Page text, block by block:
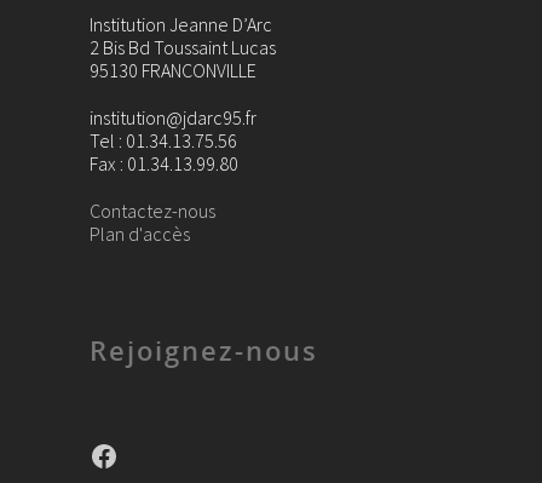
Institution Jeanne D’Arc
2 Bis Bd Toussaint Lucas
95130 FRANCONVILLE
institution@jdarc95.fr
Tel : 01.34.13.75.56
Fax : 01.34.13.99.80
Contactez-nous
Plan d'accès
Rejoignez-nous